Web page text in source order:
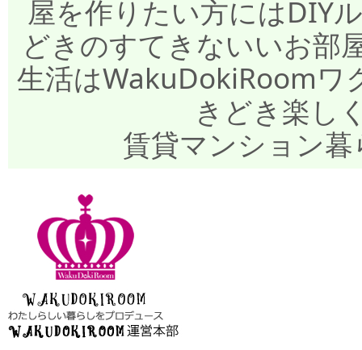
屋を作りたい方にはDIY
どきのすてきないいお部
生活はWakuDokiRoomワ
きどき楽し
賃貸マンション